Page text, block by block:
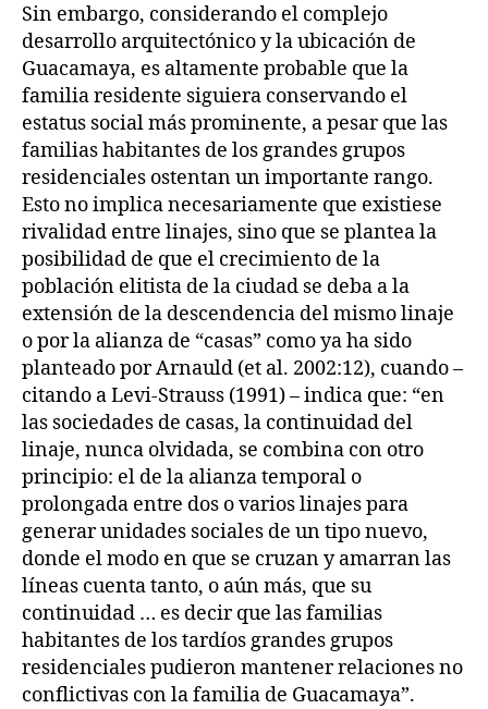
Sin embargo, considerando el complejo
desarrollo arquitectónico y la ubicación de
Guacamaya, es altamente probable que la
familia residente siguiera conservando el
estatus social más prominente, a pesar que las
familias habitantes de los grandes grupos
residenciales ostentan un importante rango.
Esto no implica necesariamente que existiese
rivalidad entre linajes, sino que se plantea la
posibilidad de que el crecimiento de la
población elitista de la ciudad se deba a la
extensión de la descendencia del mismo linaje
o por la alianza de “casas” como ya ha sido
planteado por Arnauld (et al. 2002:12), cuando –
citando a Levi-Strauss (1991) – indica que: “en
las sociedades de casas, la continuidad del
linaje, nunca olvidada, se combina con otro
principio: el de la alianza temporal o
prolongada entre dos o varios linajes para
generar unidades sociales de un tipo nuevo,
donde el modo en que se cruzan y amarran las
líneas cuenta tanto, o aún más, que su
continuidad … es decir que las familias
habitantes de los tardíos grandes grupos
residenciales pudieron mantener relaciones no
conflictivas con la familia de Guacamaya”.